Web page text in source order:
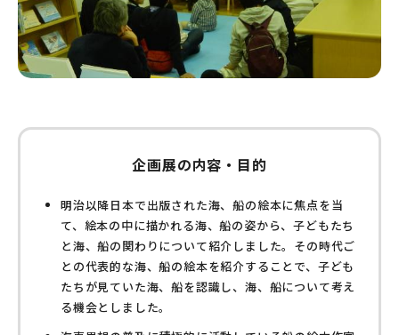
企画展の内容・目的
明治以降日本で出版された海、船の絵本に焦点を当
て、絵本の中に描かれる海、船の姿から、子どもたち
と海、船の関わりについて紹介しました。その時代ご
との代表的な海、船の絵本を紹介することで、子ども
たちが見ていた海、船を認識し、海、船について考え
る機会としました。